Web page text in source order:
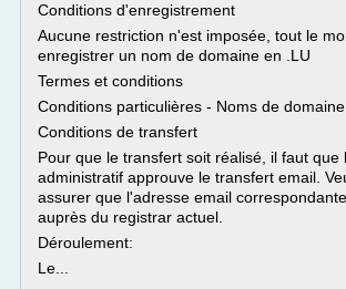
Conditions d'enregistrement
Aucune restriction n'est imposée, tout le
enregistrer un nom de domaine en .LU
Termes et conditions
Conditions particulières - Noms de
Conditions de transfert
Pour que le transfert soit réalisé, il faut que
administratif approuve le transfert email.
assurer que l'adresse email
auprès du registrar actuel.
Déroulement:
Le...